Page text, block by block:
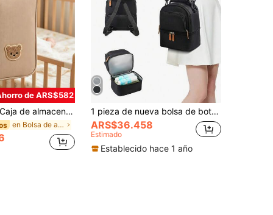
de ARS$582
Caja de almacenamiento de pañales con oso bordado, bolsa de pañales de viaje con correa para el hombro, bolsa de almacenamiento de pañales unisex para bebé, se puede colocar en la bolsa de pañales, artículos esenciales para bebé
en Bolsa de almacenamiento Bolsas de pañales
1 pieza de nueva bolsa de botella para bebé de doble pared de moda gris para mujer, bolsa aislada, adecuada para viajes diarios en ambos hombros, un hombro, bolsa de cambio de mano, bolsa de almacenamiento de leche y hielo multifuncional de conservación fresca
ARS$36.458
Estimado
Establecido hace 1 año